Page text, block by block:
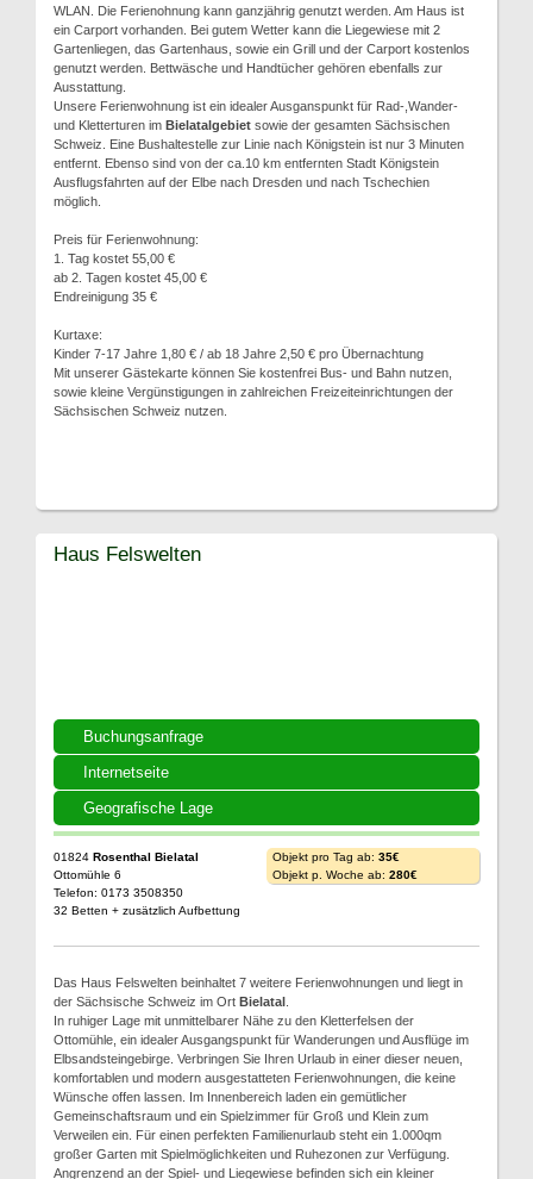
WLAN. Die Ferienohnung kann ganzjährig genutzt werden. Am Haus ist
ein Carport vorhanden. Bei gutem Wetter kann die Liegewiese mit 2
Gartenliegen, das Gartenhaus, sowie ein Grill und der Carport kostenlos
genutzt werden. Bettwäsche und Handtücher gehören ebenfalls zur
Ausstattung.
Unsere Ferienwohnung ist ein idealer Ausganspunkt für Rad-,Wander-
und Kletterturen im Bielatalgebiet sowie der gesamten Sächsischen
Schweiz. Eine Bushaltestelle zur Linie nach Königstein ist nur 3 Minuten
entfernt. Ebenso sind von der ca.10 km entfernten Stadt Königstein
Ausflugsfahrten auf der Elbe nach Dresden und nach Tschechien
möglich.
Preis für Ferienwohnung:
1. Tag kostet 55,00 €
ab 2. Tagen kostet 45,00 €
Endreinigung 35 €
Kurtaxe:
Kinder 7-17 Jahre 1,80 € / ab 18 Jahre 2,50 € pro Übernachtung
Mit unserer Gästekarte können Sie kostenfrei Bus- und Bahn nutzen,
sowie kleine Vergünstigungen in zahlreichen Freizeiteinrichtungen der
Sächsischen Schweiz nutzen.
Buchungsanfrage
Internetseite
Geografische Lage
Haus Felswelten
01824 Rosenthal Bielatal
Ottomühle 6
Telefon: 0173 3508350
32 Betten + zusätzlich Aufbettung
Objekt pro Tag ab: 35€
Objekt p. Woche ab: 280€
Das Haus Felswelten beinhaltet 7 weitere Ferienwohnungen und liegt in
der Sächsische Schweiz im Ort Bielatal
In ruhiger Lage mit unmittelbarer Nähe zu den Kletterfelsen der
Ottomühle, ein idealer Ausgangspunkt für Wanderungen und Ausflüge im
Elbsandsteingebirge. Verbringen Sie Ihren Urlaub in einer dieser neuen,
komfortablen und modern ausgestatteten Ferienwohnungen, die keine
Wünsche offen lassen. Im Innenbereich laden ein gemütlicher
Gemeinschaftsraum und ein Spielzimmer für Groß und Klein zum
Verweilen ein. Für einen perfekten Familienurlaub steht ein 1.000qm
großer Garten mit Spielmöglichkeiten und Ruhezonen zur Verfügung.
Angrenzend an der Spiel- und Liegewiese befinden sich ein kleiner